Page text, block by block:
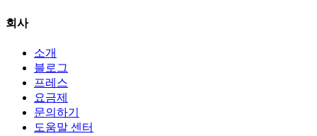
회사
소개
블로그
프레스
요금제
문의하기
도움말 센터